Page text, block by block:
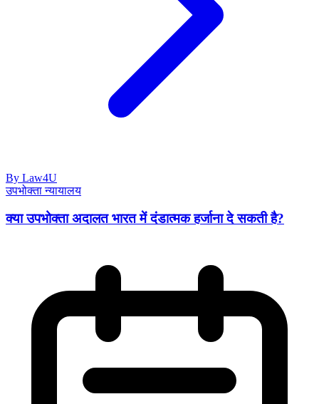
By Law4U
उपभोक्ता न्यायालय
क्या उपभोक्ता अदालत भारत में दंडात्मक हर्जाना दे सकती है?